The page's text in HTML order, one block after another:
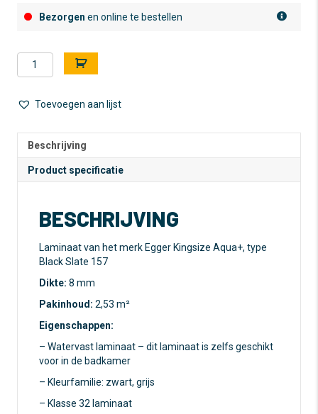
Bezorgen en online te bestellen
Tegel
Laminaat
Egger
Aqua+
-
Black
watervast
klasse
l
e
n
t
i
:
Toevoegen aan lijst
Beschrijving
Product specificatie
BESCHRIJVING
Laminaat van het merk Egger Kingsize Aqua+, type
Black Slate 157
Dikte: 8 mm
Pakinhoud: 2,53 m²
Eigenschappen:
– Watervast laminaat – dit laminaat is zelfs geschikt
voor in de badkamer
– Kleurfamilie: zwart, grijs
– Klasse 32 laminaat